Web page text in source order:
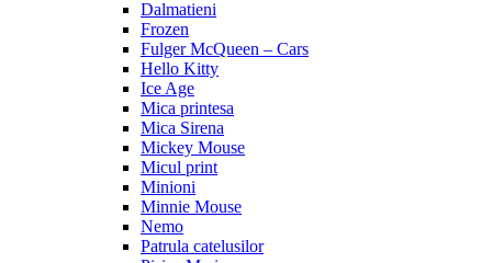
Dalmatieni
Frozen
Fulger McQueen – Cars
Hello Kitty
Ice Age
Mica printesa
Mica Sirena
Mickey Mouse
Micul print
Minioni
Minnie Mouse
Nemo
Patrula catelusilor